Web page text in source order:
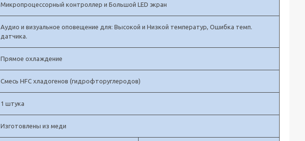
Микропроцессорный контроллер и Большой LED экран
Аудио и визуальное оповещение для: Высокой и Низкой температур, Ошибка темп.
датчика.
Прямое охлаждение
Смесь HFC хладогенов (гидрофторуглеродов)
1 штука
Изготовлены из меди